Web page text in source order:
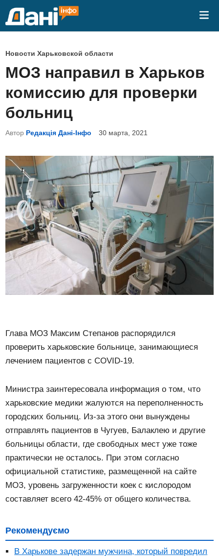
О
п
у
б
л
и
к
в
а
н
о
в
Новости Харьковской области
МОЗ направил в Харьков
комиссию для проверки
больниц
Автор Редакція Дані-Інфо 30 марта, 2021
Глава МОЗ Максим Степанов распорядился
проверить харьковские больнице, занимающиеся
лечением пациентов с COVID-19.
Министра заинтересовала информация о том, что
харьковские медики жалуются на переполненность
городских больниц. Из-за этого они вынуждены
отправлять пациентов в Чугуев, Балаклею и другие
больницы области, где свободных мест уже тоже
практически не осталось. При этом согласно
официальной статистике, размещенной на сайте
МОЗ, уровень загруженности коек с кислородом
составляет всего 42-45% от общего количества.
Рекомендуємо
В Харькове задержан мужчина, который повредил